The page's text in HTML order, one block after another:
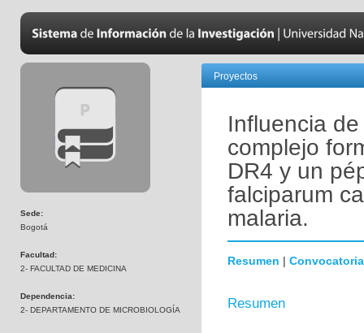
Sede:
Bogotá
Facultad:
2- FACULTAD DE MEDICINA
Dependencia:
2- DEPARTAMENTO DE MICROBIOLOGÍA
Proyectos
Influencia
complejo
DR4 y un
falciparum
malaria.
Resumen | Convocatoria
Resumen